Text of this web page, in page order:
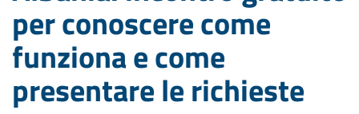
per conoscere come
funziona e come
presentare le richieste